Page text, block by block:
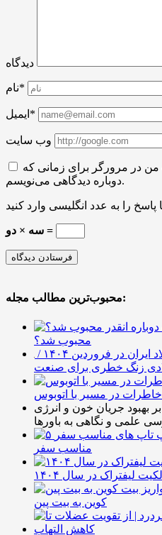
دیدگاه
نام*
ایمیل*
وب سایت
من در مرورگر برای زمانی که
دوباره دیدگاهی می‌نویسم.
سه × دو =
محبوب‌ترین مطالب مجله:
محبوب شد؟
افزایش ۴.۶ درصدی تولید فولاد ایران در فروردین ۱۴۰۴ /
زنگ خطری برای صنعت
در مسیر با اتوبوس
بر بهبود جریان خون و انرژی
علمی و نگاهی به باورها
مناسب سفر
لیفتراک در سال ۱۴۰۴
کوین به بیت پین